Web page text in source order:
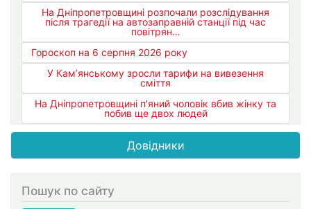
На Дніпропетровщині розпочали розслідування
після трагедії на автозаправній станції під час
повітрян…
Гороскоп на 6 серпня 2026 року
У Кам’янському зросли тарифи на вивезення
сміття
На Дніпропетровщині п'яний чоловік вбив жінку та
побив ще двох людей
Довідники
Пошук по сайту